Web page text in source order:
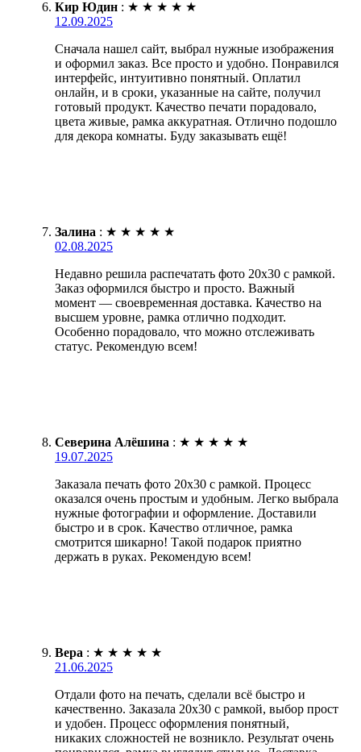
Кир Юдин : ★ ★ ★ ★ ★
12.09.2025
Сначала нашел сайт, выбрал нужные изображения
и оформил заказ. Все просто и удобно. Понравился
интерфейс, интуитивно понятный. Оплатил
онлайн, и в сроки, указанные на сайте, получил
готовый продукт. Качество печати порадовало,
цвета живые, рамка аккуратная. Отлично подошло
для декора комнаты. Буду заказывать ещё!
Залина : ★ ★ ★ ★ ★
02.08.2025
Недавно решила распечатать фото 20х30 с рамкой.
Заказ оформился быстро и просто. Важный
момент — своевременная доставка. Качество на
высшем уровне, рамка отлично подходит.
Особенно порадовало, что можно отслеживать
статус. Рекомендую всем!
Северина Алёшина : ★ ★ ★ ★ ★
19.07.2025
Заказала печать фото 20х30 с рамкой. Процесс
оказался очень простым и удобным. Легко выбрала
нужные фотографии и оформление. Доставили
быстро и в срок. Качество отличное, рамка
смотрится шикарно! Такой подарок приятно
держать в руках. Рекомендую всем!
Вера : ★ ★ ★ ★ ★
21.06.2025
Отдали фото на печать, сделали всё быстро и
качественно. Заказала 20х30 с рамкой, выбор прост
и удобен. Процесс оформления понятный,
никаких сложностей не возникло. Результат очень